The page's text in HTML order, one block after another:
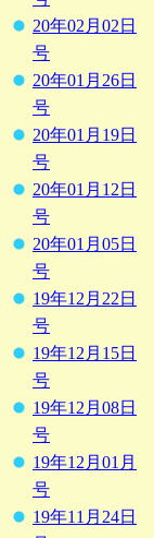
20年02月02日
号
20年01月26日
号
20年01月19日
号
20年01月12日
号
20年01月05日
号
19年12月22日
号
19年12月15日
号
19年12月08日
号
19年12月01月
号
19年11月24日